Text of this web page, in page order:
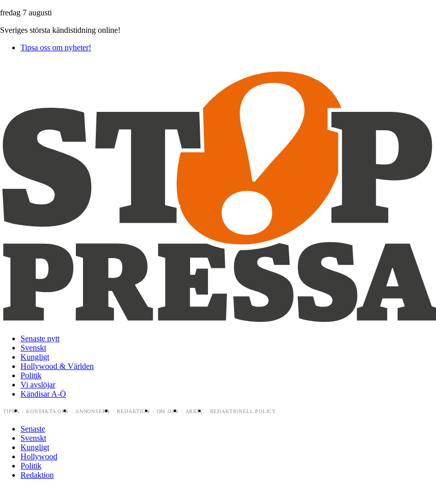
fredag 7 augusti
Sveriges största kändistidning online!
Tipsa oss om nyheter!
Senaste nytt
Svenskt
Kungligt
Hollywood & Världen
Politik
Vi avslöjar
Kändisar A-Ö
TIPSA KONTAKTA OSS ANNONSERA REDAKTION OM OSS ARKIV REDAKTIONELL POLICY
Senaste
Svenskt
Kungligt
Hollywood
Politik
Redaktion